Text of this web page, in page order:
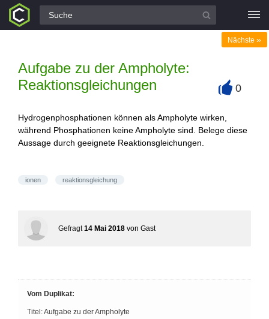
Alle Fragen
Aufgabe zu der Ampholyte:
Reaktionsgleichungen
Nächste »
0
Hydrogenphosphationen können als Ampholyte wirken,
während Phosphationen keine Ampholyte sind. Belege diese
Aussage durch geeignete Reaktionsgleichungen.
ionen reaktionsgleichung
Gefragt 14 Mai 2018 von Gast
Vom Duplikat:
Titel: Aufgabe zu der Ampholyte